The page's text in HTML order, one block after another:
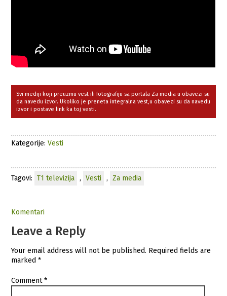
Svi mediji koji preuzmu vest ili fotografiju sa portala Za media u obavezi su
da navedu izvor. Ukoliko je preneta integralna vest,u obavezi su da navedu
izvor i postave link ka toj vesti.
Kategorije:Vesti
Tagovi: T1 televizija , Vesti , Za media
Komentari
Leave a Reply
Your email address will not be published. Required fields are
marked*
Comment*